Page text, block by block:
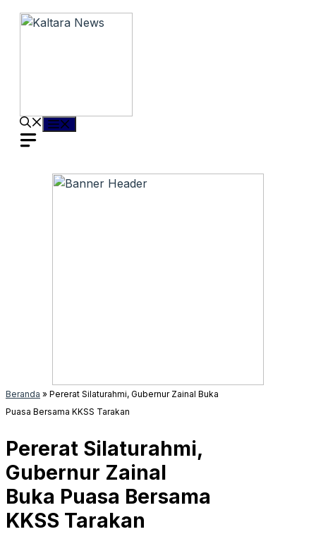
Langsung
Menu
Beranda » Pererat Silaturahmi, Gubernur Zainal Buka
Puasa Bersama KKSS Tarakan
Pererat Silaturahmi,
Gubernur Zainal
Buka Puasa Bersama
KKSS Tarakan